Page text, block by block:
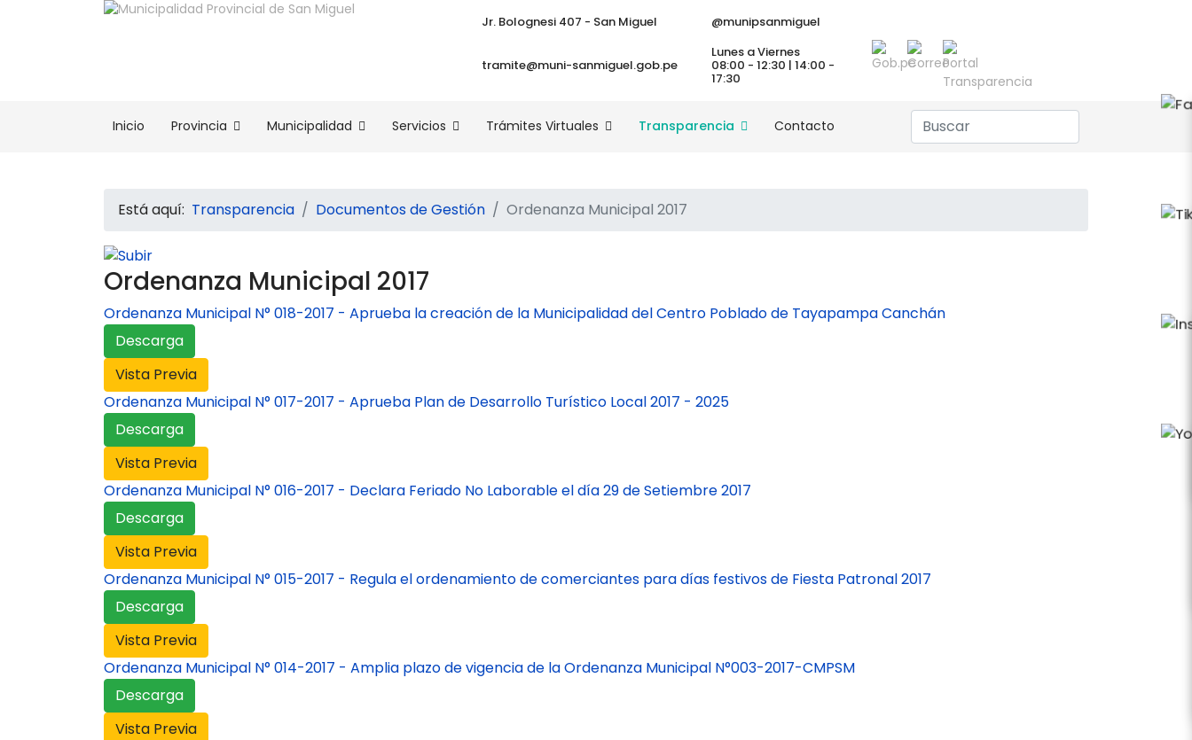
Jr. Bolognesi 407 - San Miguel @munipsanmiguel
tramite@muni-sanmiguel.gob.pe
Lunes a Viernes
08:00 - 12:30 | 14:00 -
17:30
Inicio Provincia Municipalidad Servicios Trámites Virtuales Transparencia Contacto
Está aquí: Transparencia Documentos de Gestión Ordenanza Municipal 2017
Ordenanza Municipal 2017
Ordenanza Municipal N° 018-2017 - Aprueba la creación de la Municipalidad del Centro Poblado de Tayapampa Canchán
Descarga
Vista Previa
Ordenanza Municipal N° 017-2017 - Aprueba Plan de Desarrollo Turístico Local 2017 - 2025
Descarga
Vista Previa
Ordenanza Municipal N° 016-2017 - Declara Feriado No Laborable el día 29 de Setiembre 2017
Descarga
Vista Previa
Ordenanza Municipal N° 015-2017 - Regula el ordenamiento de comerciantes para días festivos de Fiesta Patronal 2017
Descarga
Vista Previa
Ordenanza Municipal N° 014-2017 - Amplia plazo de vigencia de la Ordenanza Municipal N°003-2017-CMPSM
Descarga
Vista Previa